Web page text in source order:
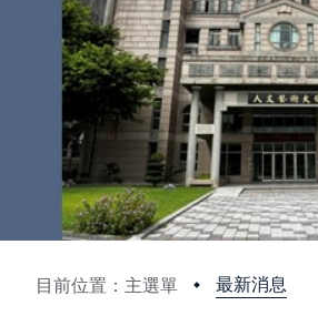
目前位置：主選單 最新消息